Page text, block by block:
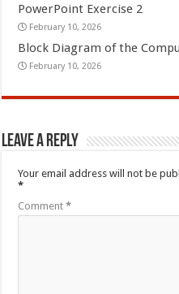
PowerPoint Exercise 2
February 10, 2026
Block Diagram of the
February 10, 2026
Leave a Reply
Your email address will not be
*
Comment*